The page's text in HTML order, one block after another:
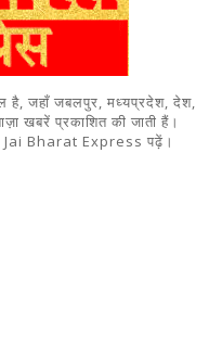
है, जहाँ जबलपुर, मध्यप्रदेश, देश,
खबरें प्रकाशित की जाती हैं।
Jai Bharat Express पढ़ें।